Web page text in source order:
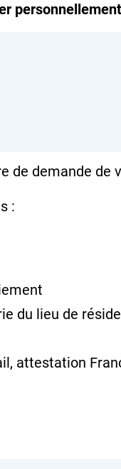
personnellement
de demande de
:
du lieu de
attestation